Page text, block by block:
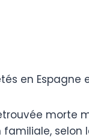
en
selon